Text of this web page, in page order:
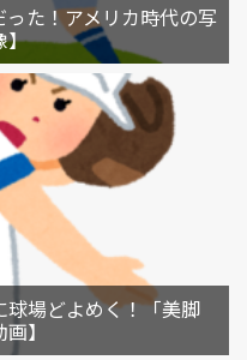
た！アメリカ時代の写
】
場どよめく！「美脚
】